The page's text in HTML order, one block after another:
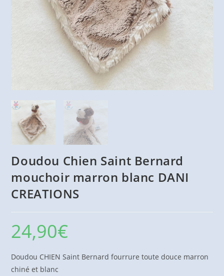
Doudou Chien Saint Bernard
mouchoir marron blanc DANI
CREATIONS
24,90€
Doudou CHIEN Saint Bernard fourrure toute douce marron
chiné et blanc